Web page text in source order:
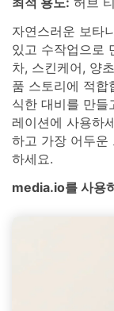
자연스러운 보타
있고 수작업으로
차, 스킨케어, 양
품 스토리에 적합
식한 대비를 만들
레이션에 사용하
하고 가장 어두운
하세요.
media.io를 사용